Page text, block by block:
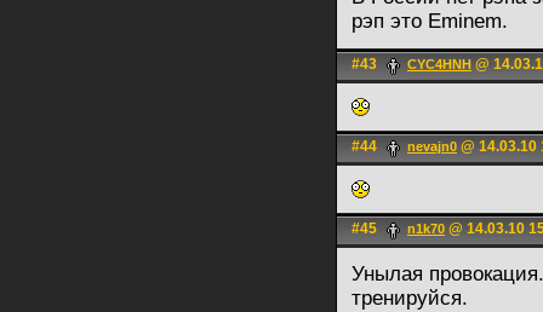
рэп это Eminem.
#43 CYC4HNH @
#44 nevajn0 @ 14.03.10
#45 n1k70 @ 14.03.10
Унылая
тренируйся.